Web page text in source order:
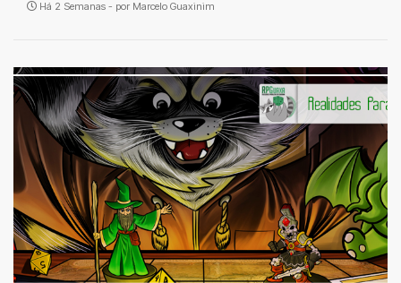
Há 2 Semanas - por Marcelo Guaxinim